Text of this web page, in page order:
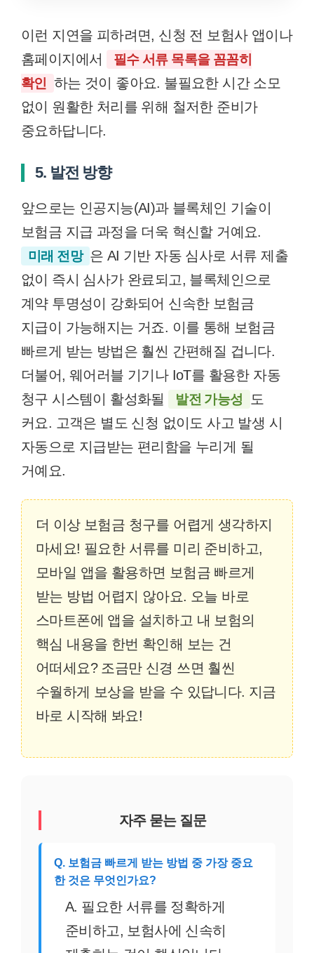
이런 지연을 피하려면, 신청 전 보험사 앱이나
홈페이지에서
필수 서류 목록을 꼼꼼히
확인 하는 것이 좋아요. 불필요한 시간 소모
없이 원활한 처리를 위해 철저한 준비가
중요하답니다.
5. 발전 방향
앞으로는 인공지능(AI)과 블록체인 기술이
보험금 지급 과정을 더욱 혁신할 거예요.
미래 전망 은 AI 기반 자동 심사로 서류 제출
없이 즉시 심사가 완료되고, 블록체인으로
계약 투명성이 강화되어 신속한 보험금
지급이 가능해지는 거죠. 이를 통해 보험금
빠르게 받는 방법은 훨씬 간편해질 겁니다.
더불어, 웨어러블 기기나 IoT를 활용한 자동
청구 시스템이 활성화될
발전 가능성
도
커요. 고객은 별도 신청 없이도 사고 발생 시
자동으로 지급받는 편리함을 누리게 될
거예요.
더 이상 보험금 청구를 어렵게 생각하지
마세요! 필요한 서류를 미리 준비하고,
모바일 앱을 활용하면 보험금 빠르게
받는 방법 어렵지 않아요. 오늘 바로
스마트폰에 앱을 설치하고 내 보험의
핵심 내용을 한번 확인해 보는 건
어떠세요? 조금만 신경 쓰면 훨씬
수월하게 보상을 받을 수 있답니다. 지금
바로 시작해 봐요!
자주 묻는 질문
Q. 보험금 빠르게 받는 방법 중 가장 중요
한 것은 무엇인가요?
A. 필요한 서류를 정확하게
준비하고, 보험사에 신속히